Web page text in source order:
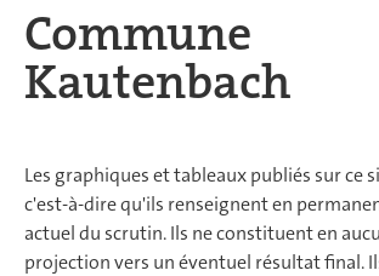
Commune
Kautenbach
Les graphiques et tableaux publiés sur ce
c'est-à-dire qu'ils renseignent en
actuel du scrutin. Ils ne constituent en
projection vers un éventuel résultat final.